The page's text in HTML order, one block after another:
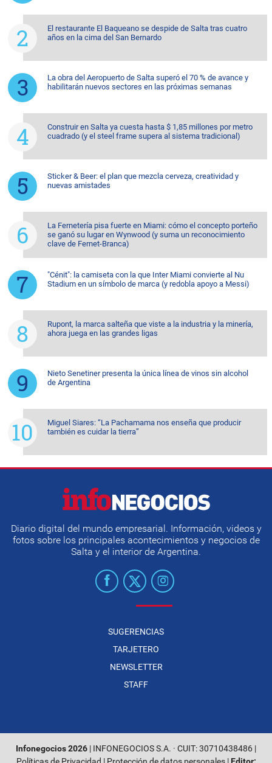
El restaurante El Baqueano se despide de Salta tras cuatro
años en la cima del San Bernardo
La obra del Aeropuerto de Salta superó el 70 % de avance y
habilitarán nuevos sectores en las próximas semanas
Construir en Salta ya cuesta hasta $ 1,85 millones por metro
cuadrado (y el steel frame supera al sistema tradicional)
Sticker & Beer: el plan que mezcla cerveza, creatividad y
nuevas amistades
La Fernetería pisa fuerte en Miami: cómo el concepto porteño
se ganó su lugar en Wynwood (y suma un reconocimiento
clave de Fernet-Branca)
"Cénit": la camiseta con la que Inter Miami convierte al Nu
Stadium en un símbolo de marca (y redobla apoyo a Messi)
Rupont, la marca salteña que viste a la industria y la minería,
ahora juega en las grandes ligas
Nieto Senetiner presenta la única línea de vinos sin alcohol
de Argentina
Miguel Siares: “La Pachamama nos enseña que producir
también es cuidar la tierra”
Diario digital del mundo empresarial. Información, videos y
fotos sobre los principales acontecimientos y negocios de
Salta y el interior de Argentina.
SUGERENCIAS
TARJETERO
NEWSLETTER
STAFF
Infonegocios 2026 | INFONEGOCIOS S.A. · CUIT: 30710438486 |